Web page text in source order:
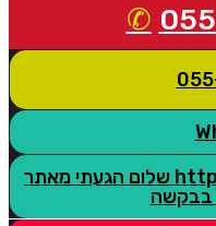
שלום הגעתי מאתר https://hasfaniyot.com/ אפשר